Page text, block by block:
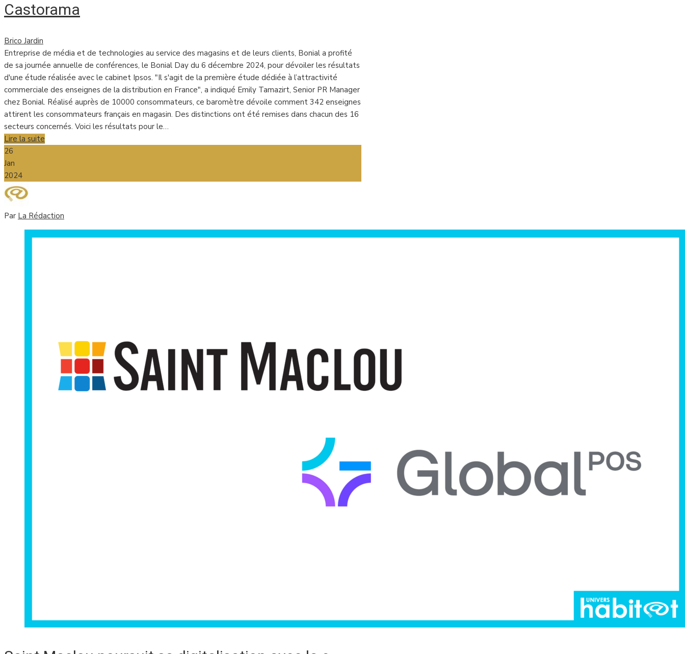
Castorama
Brico Jardin
Entreprise de média et de technologies au service des magasins et de leurs clients, Bonial a profité
de sa journée annuelle de conférences, le Bonial Day du 6 décembre 2024, pour dévoiler les résultats
d'une étude réalisée avec le cabinet Ipsos. "Il s'agit de la première étude dédiée à l’attractivité
commerciale des enseignes de la distribution en France", a indiqué Emily Tamazirt, Senior PR Manager
chez Bonial. Réalisé auprès de 10000 consommateurs, ce baromètre dévoile comment 342 enseignes
attirent les consommateurs français en magasin. Des distinctions ont été remises dans chacun des 16
secteurs concernés. Voici les résultats pour le…
Lire la suite
26
Jan
2024
Par La Rédaction